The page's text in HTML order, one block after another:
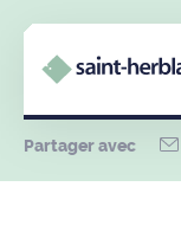
Partager avec